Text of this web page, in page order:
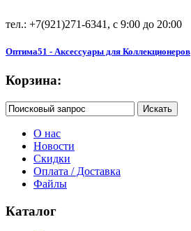
тел.: +7(921)271-6341, с 9:00 до 20:00
Оптима51 - Аксессуары для Коллекционеров
Корзина:
О нас
Новости
Скидки
Оплата / Доставка
Файлы
Каталог